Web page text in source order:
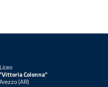
Liceo
"Vittoria Colonna"
Arezzo (AR)